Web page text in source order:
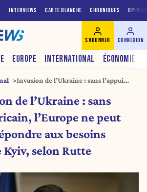
INTERVIEWS CARTE BLANCHE CHRONIQUES
EUROPE INTERNATIONAL ÉCONOMIE
S'ABONNER CONNEXION
Invasion de l’Ukraine : sans l’appui
répondre aux besoins militaires de Kyiv,
selon Rutte
de l’Ukraine : sans
l’Europe ne peut
aux besoins
selon Rutte